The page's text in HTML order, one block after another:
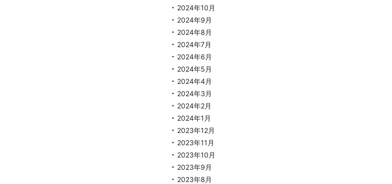
2024年10月
2024年9月
2024年8月
2024年7月
2024年6月
2024年5月
2024年4月
2024年3月
2024年2月
2024年1月
2023年12月
2023年11月
2023年10月
2023年9月
2023年8月